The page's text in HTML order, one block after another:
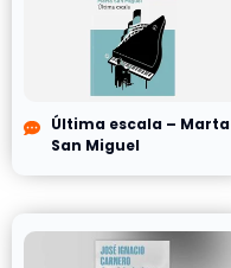
Última escala – Marta
San Miguel